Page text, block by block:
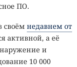
ПО.
своём недавнем от
активной, а её
и
10 000